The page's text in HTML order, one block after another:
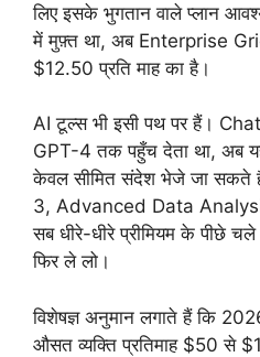
लिए इसके भुगतान वाले प्लान
में मुफ़्त था, अब Enterprise
$12.50 प्रति माह का है।
AI टूल्स भी इसी पथ पर हैं।
GPT-4 तक पहुँच देता था, अब
केवल सीमित संदेश भेजे जा सकते
3, Advanced Data
सब धीरे-धीरे प्रीमियम के पीछे
फिर ले लो।
विशेषज्ञ अनुमान लगाते हैं कि
औसत व्यक्ति प्रतिमाह $50 से